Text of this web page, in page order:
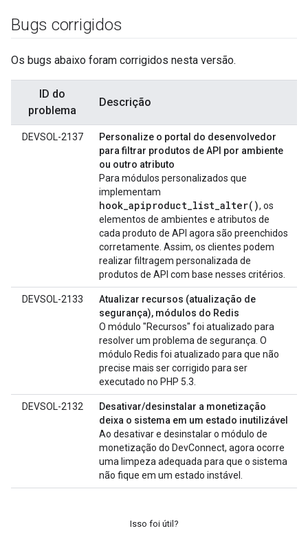
Bugs corrigidos
Os bugs abaixo foram corrigidos nesta versão.
ID do
problema
Descrição
DEVSOL-2137
Personalize o portal do desenvolvedor
para filtrar produtos de API por ambiente
ou outro atributo
Para módulos personalizados que
implementam
hook_apiproduct_list_alter(), os
elementos de ambientes e atributos de
cada produto de API agora são preenchidos
corretamente. Assim, os clientes podem
realizar filtragem personalizada de
produtos de API com base nesses critérios.
DEVSOL-2133
Atualizar recursos (atualização de
segurança), módulos do Redis
O módulo "Recursos" foi atualizado para
resolver um problema de segurança. O
módulo Redis foi atualizado para que não
precise mais ser corrigido para ser
executado no PHP 5.3.
DEVSOL-2132
Desativar/desinstalar a monetização
deixa o sistema em um estado inutilizável
Ao desativar e desinstalar o módulo de
monetização do DevConnect, agora ocorre
uma limpeza adequada para que o sistema
não fique em um estado instável.
Isso foi útil?